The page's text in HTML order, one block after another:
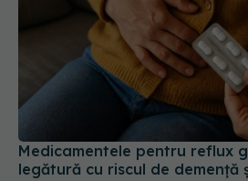
Medicamentele pentru reflux
legătură cu riscul de demență